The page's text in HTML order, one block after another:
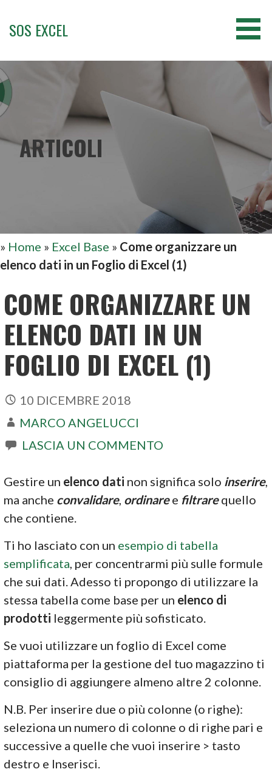
contenuto
SOS EXCEL
ARTICOLI
» Home » Excel Base » Come organizzare un
elenco dati in un Foglio di Excel (1)
COME ORGANIZZARE UN
ELENCO DATI IN UN
FOGLIO DI EXCEL (1)
10 DICEMBRE 2018
MARCO ANGELUCCI
LASCIA UN COMMENTO
Gestire un elenco dati non significa solo inserire,
ma anche convalidare, ordinaree filtrarequello
che contiene.
Ti ho lasciato con un esempio di tabella
semplificata, per concentrarmi più sulle formule
che sui dati. Adesso ti propongo di utilizzare la
stessa tabella come base per un elenco di
prodotti leggermente più sofisticato.
Se vuoi utilizzare un foglio di Excel come
piattaforma per la gestione del tuo magazzino ti
consiglio di aggiungere almeno altre 2 colonne.
N.B. Per inserire due o più colonne (o righe):
seleziona un numero di colonne o di righe pari e
successive a quelle che vuoi inserire > tasto
destro e Inserisci.